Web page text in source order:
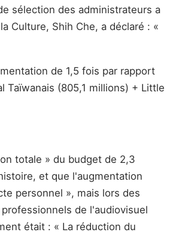
sélection des administrateurs a
Culture, Shih Che, a déclaré : «
de 1,5 fois par rapport
Taïwanais (805,1 millions) + Little
totale » du budget de 2,3
et que l'augmentation
personnel », mais lors des
professionnels de l'audiovisuel
était : « La réduction du